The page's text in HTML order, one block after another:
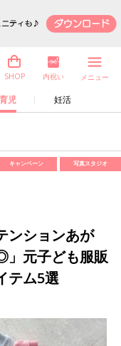
児 妊活
SHOP 内祝い メニュー
キャンペーン 写真スタジオ
ンションあが
」元子ども服販
テム5選